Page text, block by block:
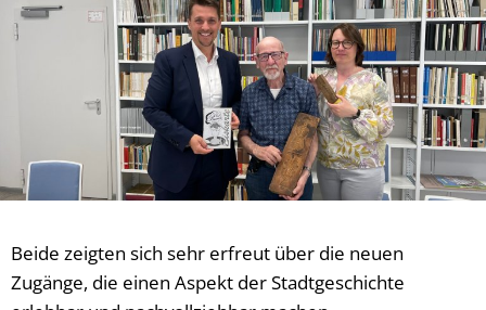
Beide zeigten sich sehr erfreut über die neuen
Zugänge, die einen Aspekt der Stadtgeschichte